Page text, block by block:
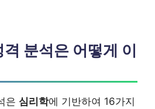
분석은 어떻게 이
은 심리학에 기반하여 16가지